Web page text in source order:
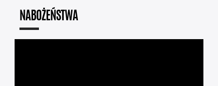
NABOŻEŃSTWA